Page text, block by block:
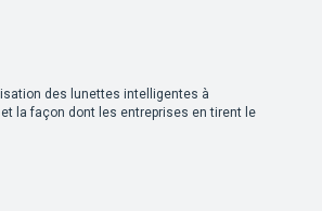
des lunettes intelligentes à
la façon dont les entreprises en tirent le